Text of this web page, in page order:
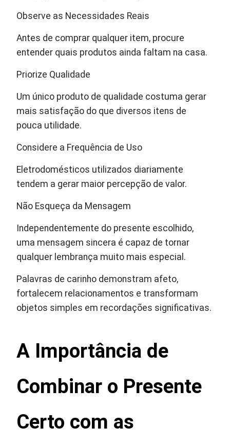
Observe as Necessidades Reais
Antes de comprar qualquer item, procure
entender quais produtos ainda faltam na casa.
Priorize Qualidade
Um único produto de qualidade costuma gerar
mais satisfação do que diversos itens de
pouca utilidade.
Considere a Frequência de Uso
Eletrodomésticos utilizados diariamente
tendem a gerar maior percepção de valor.
Não Esqueça da Mensagem
Independentemente do presente escolhido,
uma mensagem sincera é capaz de tornar
qualquer lembrança muito mais especial.
Palavras de carinho demonstram afeto,
fortalecem relacionamentos e transformam
objetos simples em recordações significativas.
A Importância de
Combinar o Presente
Certo com as